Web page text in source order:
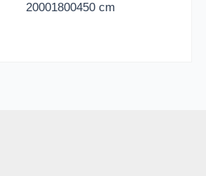
20001800450 cm